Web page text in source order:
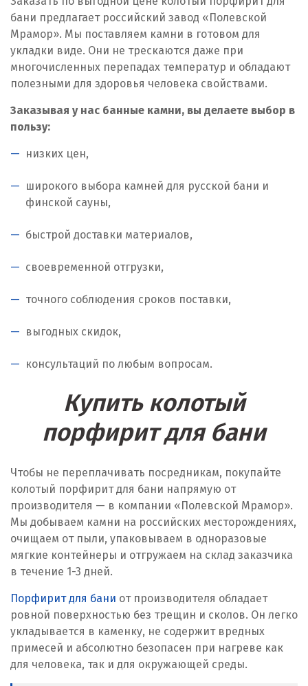
бани предлагает российский завод «Полевской
Мрамор». Мы поставляем камни в готовом для
укладки виде. Они не трескаются даже при
многочисленных перепадах температур и обладают
полезными для здоровья человека свойствами.
Заказывая у нас банные камни, вы делаете выбор в
пользу:
низких цен,
широкого выбора камней для русской бани и
финской сауны,
быстрой доставки материалов,
своевременной отгрузки,
точного соблюдения сроков поставки,
выгодных скидок,
консультаций по любым вопросам.
Купить колотый
порфирит для бани
Чтобы не переплачивать посредникам, покупайте
колотый порфирит для бани напрямую от
производителя — в компании «Полевской Мрамор».
Мы добываем камни на российских месторождениях,
очищаем от пыли, упаковываем в одноразовые
мягкие контейнеры и отгружаем на склад заказчика
в течение 1-3 дней.
Порфирит для бани от производителя обладает
ровной поверхностью без трещин и сколов. Он легко
укладывается в каменку, не содержит вредных
примесей и абсолютно безопасен при нагреве как
для человека, так и для окружающей среды.